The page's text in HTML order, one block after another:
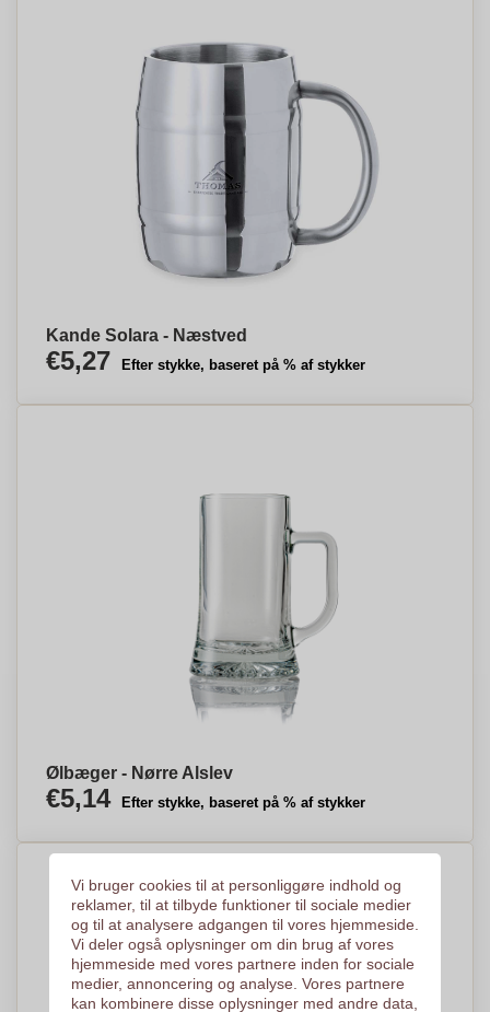
Kande Solara - Næstved
€5,27 Efter stykke, baseret på % af stykker
Ølbæger - Nørre Alslev
€5,14 Efter stykke, baseret på % af stykker
Vi bruger cookies til at personliggøre indhold og
reklamer, til at tilbyde funktioner til sociale medier
og til at analysere adgangen til vores hjemmeside.
Vi deler også oplysninger om din brug af vores
hjemmeside med vores partnere inden for sociale
medier, annoncering og analyse. Vores partnere
kan kombinere disse oplysninger med andre data,